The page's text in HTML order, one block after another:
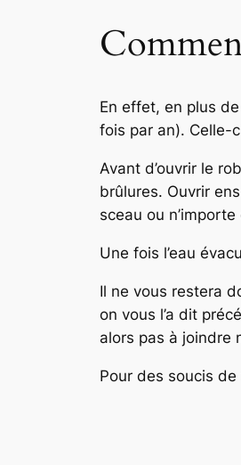
En effet, en plus
fois par an). Celle-
Avant d’ouvrir le
brûlures. Ouvrir
sceau ou
Une fois l’eau
Il ne vous restera
on vous l’a dit
alors pas à joindre
Pour des soucis